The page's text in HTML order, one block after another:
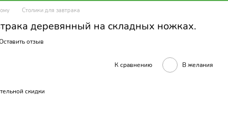
Столики для завтрака
деревянный на складных ножках.
отзыв
К сравнению В желания
скидки